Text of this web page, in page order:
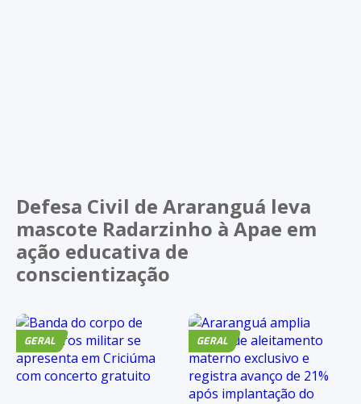
Defesa Civil de Araranguá leva
mascote Radarzinho à Apae em
ação educativa de
conscientização
GERAL GERAL